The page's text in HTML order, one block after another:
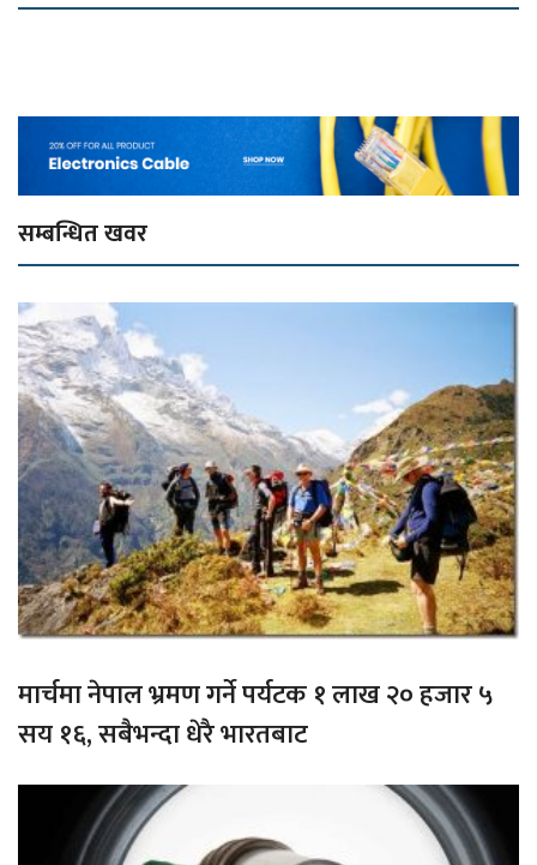
सम्बन्धित खवर
मार्चमा नेपाल भ्रमण गर्ने पर्यटक १ लाख २० हजार ५
सय १६, सबैभन्दा धेरै भारतबाट